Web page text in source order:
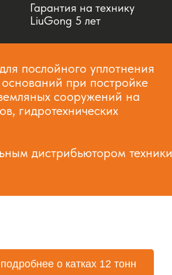
послойного уплотнения
при постройке
сооружений на
гидротехнических
дистрибьютором техники
Гарантия на технику
LiuGong 5 лет
о катках 12 тонн